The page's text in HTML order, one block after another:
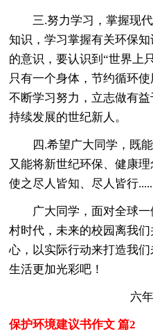
三.努力学习，掌握现
知识，学习掌握有关环保
的意识，要认识到“世界上
只有一个身体，节约循环
不断学习努力，立志做有
持续发展的世纪新人。
四.希望广大同学，既
又能将新世纪环保、健康
使之尽人皆知、尽人皆行
广大同学，面对全球
村时代，未来的校园离我
心，以实际行动来打造我
生活更加光彩吧！
六年
保护环境建议书作文 篇2